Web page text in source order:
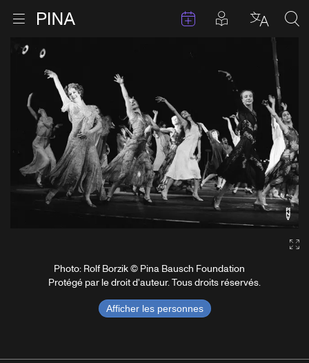
Aller au contenu
Ouvrir le menu Retour à la page d'accueil Évenements
Articles en
Photo: Rolf Borzik © Pina Bausch Foundation
Protégé par le droit d'auteur. Tous droits réservés.
Afficher les personnes